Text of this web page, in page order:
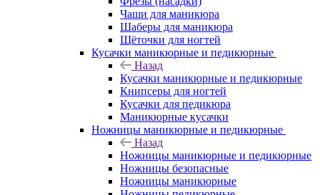
Чаши для маникюра
Шаберы для маникюра
Щёточки для ногтей
Кусачки маникюрные и педикюрные
Назад
Кусачки маникюрные и педикюрные
Книпсеры для ногтей
Кусачки для педикюра
Маникюрные кусачки
Ножницы маникюрные и педикюрные
Назад
Ножницы маникюрные и педикюрные
Ножницы безопасные
Ножницы маникюрные